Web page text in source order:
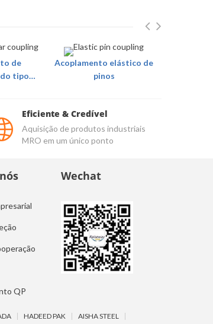
de
do tipo
Acoplamento elástico de
pinos
Eficiente & Credível
Aquisição de produtos industriais
MRO em um único ponto
QP
Wechat
HADEED PAK AISHA STEEL